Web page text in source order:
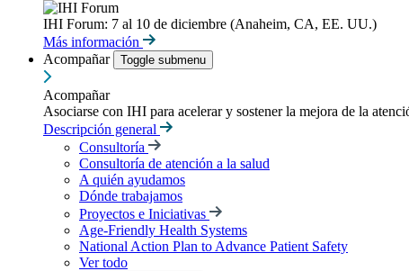
IHI Forum: 7 al 10 de diciembre (Anaheim, CA, EE. UU.)
Más información
Acompañar
Toggle submenu
Acompañar
Asociarse con IHI para acelerar y sostener la mejora de la
Descripción general
Consultoría
Consultoría de atención a la salud
A quién ayudamos
Dónde trabajamos
Proyectos e Iniciativas
Age-Friendly Health Systems
National Action Plan to Advance Patient Safety
Ver todo